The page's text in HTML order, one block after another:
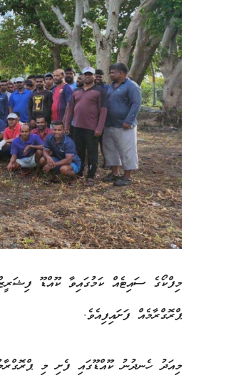
މިފްކޯގެ ސައިޓެއް ކަމުގައިވާ ކޫއްޑޫ
ޕްރޮގްރާމެއް ފަށައިފިއެވެ.
މިއަދު ހެނދުނު ކޫއްޑޫގައި ފެށި މި